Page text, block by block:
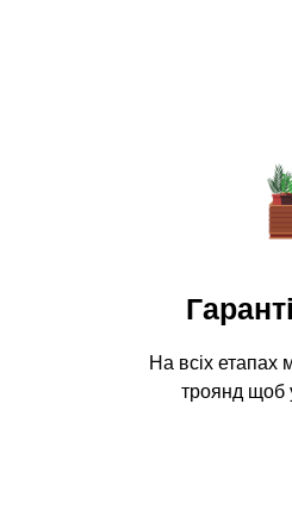
На всіх етапах
троянд щоб